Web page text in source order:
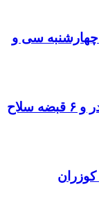
چهارشنبه سی و
کشف حدود ۳۰۰ کیلوگرم موادمخدر و ۶ قبضه سلاح
کوزران